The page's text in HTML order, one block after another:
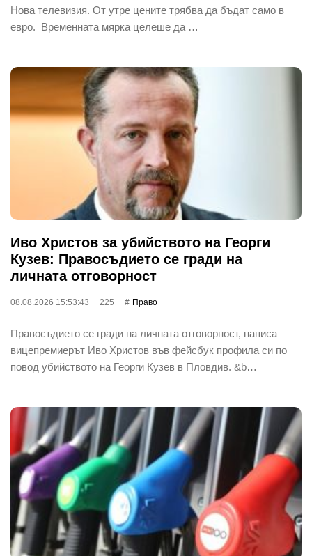
Нова телевизия. От утре цените трябва да бъдат само в
евро. Временната мярка целеше да …
Иво Христов за убийството на Георги
Кузев: Правосъдието се гради на
личната отговорност
08.08.2026 15:53:43 225 Право
Правосъдието се гради на личната отговорност, написа
вицепремиерът Иво Христов във фейсбук профила си по
повод убийството на Георги Кузев в Пловдив. &b…